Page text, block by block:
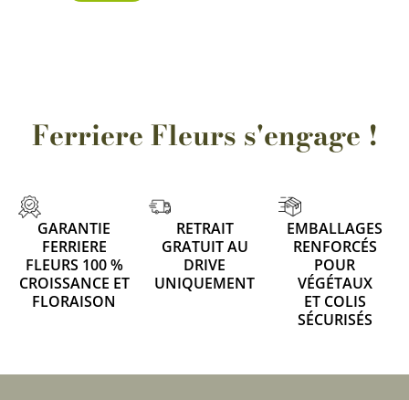
Ferriere Fleurs s'engage !
GARANTIE
FERRIERE
FLEURS 100 %
CROISSANCE ET
FLORAISON
RETRAIT
GRATUIT AU
DRIVE
UNIQUEMENT
EMBALLAGES
RENFORCÉS
POUR
VÉGÉTAUX
ET COLIS
SÉCURISÉS